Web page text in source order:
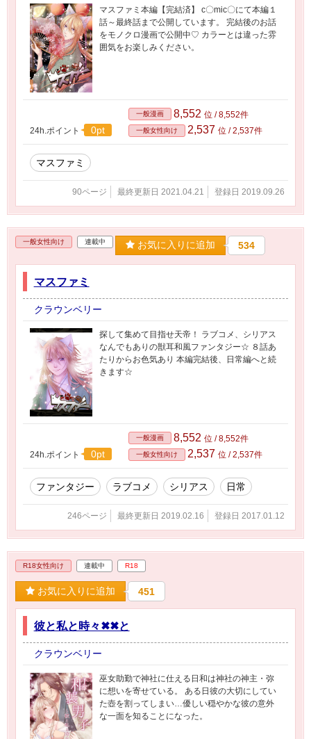
マスファミ本編【完結済】 c〇mic〇にて本編１
話～最終話まで公開しています。 完結後のお話
をモノクロ漫画で公開中♡ カラーとは違った雰
囲気をお楽しみください。
24h.ポイント 0pt
一般漫画 8,552 位 / 8,552件
一般女性向け 2,537 位 / 2,537件
マスファミ
90ページ 最終更新日 2021.04.21 登録日 2019.09.26
一般女性向け 連載中 お気に入りに追加 534
マスファミ
クラウンベリー
探して集めて目指せ天帝！ ラブコメ、シリアス
なんでもありの獣耳和風ファンタジー☆ ８話あ
たりからお色気あり 本編完結後、日常編へと続
きます☆
24h.ポイント 0pt
一般漫画 8,552 位 / 8,552件
一般女性向け 2,537 位 / 2,537件
ファンタジー ラブコメ シリアス 日常
246ページ 最終更新日 2019.02.16 登録日 2017.01.12
R18女性向け 連載中 R18
お気に入りに追加 451
彼と私と時々✖✖と
クラウンベリー
巫女助勤で神社に仕える日和は神社の神主・弥
に想いを寄せている。 ある日彼の大切にしてい
た壺を割ってしまい…優しい穏やかな彼の意外
な一面を知ることになった。